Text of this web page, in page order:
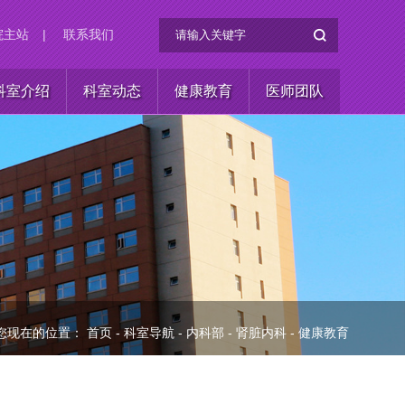
主站 | 联系我们
室介绍 科室动态 健康教育 医师团队
现在的位置： 首页 - 科室导航 - 内科部 - 肾脏内科 - 健康教育